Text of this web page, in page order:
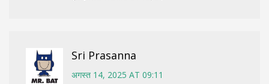
Sri Prasanna
अगस्त 14, 2025 AT 09:11